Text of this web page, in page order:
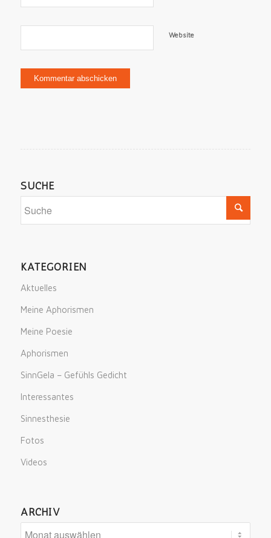
Website
SUCHE
KATEGORIEN
Aktuelles
Meine Aphorismen
Meine Poesie
Aphorismen
SinnGela – Gefühls Gedicht
Interessantes
Sinnesthesie
Fotos
Videos
ARCHIV